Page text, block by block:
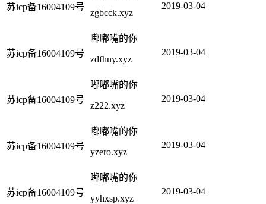
苏icp备16004109号
zgbcck.xyz
2019-03-04
苏icp备16004109号
嘟嘟嘴的你
zdfhny.xyz
2019-03-04
苏icp备16004109号
嘟嘟嘴的你
z222.xyz
2019-03-04
苏icp备16004109号
嘟嘟嘴的你
yzero.xyz
2019-03-04
苏icp备16004109号
嘟嘟嘴的你
yyhxsp.xyz
2019-03-04